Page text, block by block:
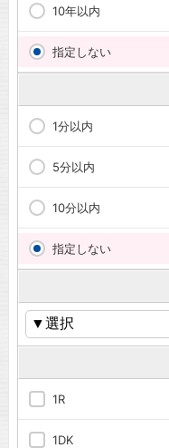
10年以内
指定しない
1分以内
5分以内
10分以内
指定しない
1R
1DK